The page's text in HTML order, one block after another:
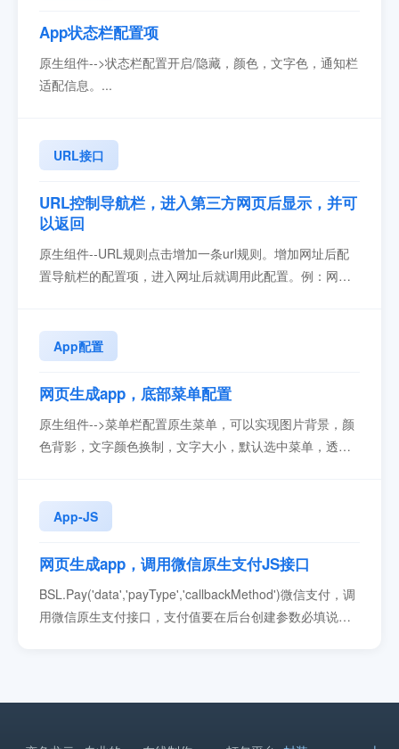
App状态栏配置项
原生组件-->状态栏配置开启/隐藏，颜色，文字色，通知栏
适配信息。...
URL接口
URL控制导航栏，进入第三方网页后显示，并可
以返回
原生组件--URL规则点击增加一条url规则。增加网址后配
置导航栏的配置项，进入网址后就调用此配置。例：网站
启导航栏功能，默认状态设置为隐藏，左键可以设置为网
页后退。...
App配置
网页生成app，底部菜单配置
原生组件-->菜单栏配置原生菜单，可以实现图片背景，颜
色背影，文字颜色换制，文字大小，默认选中菜单，透明
器，网页前进/后退，关闭App，打开左侧栏，刷新网
页）...
App-JS
网页生成app，调用微信原生支付JS接口
BSL.Pay('data','payType','callbackMethod')微信支付，调
用微信原生支付接口，支付值要在后台创建参数必填说明
审核通过的应用APPIDpartn...